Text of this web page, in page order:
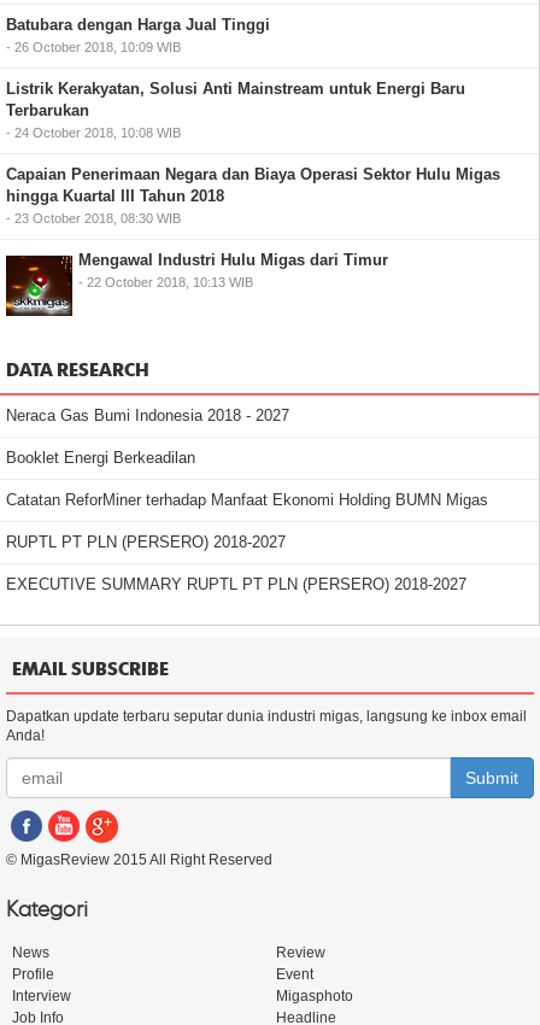
Batubara dengan Harga Jual Tinggi
- 26 October 2018, 10:09 WIB
Listrik Kerakyatan, Solusi Anti Mainstream untuk Energi Baru
Terbarukan
- 24 October 2018, 10:08 WIB
Capaian Penerimaan Negara dan Biaya Operasi Sektor Hulu Migas
hingga Kuartal III Tahun 2018
- 23 October 2018, 08:30 WIB
Mengawal Industri Hulu Migas dari Timur
- 22 October 2018, 10:13 WIB
DATA RESEARCH
Neraca Gas Bumi Indonesia 2018 - 2027
Booklet Energi Berkeadilan
Catatan ReforMiner terhadap Manfaat Ekonomi Holding BUMN Migas
RUPTL PT PLN (PERSERO) 2018-2027
EXECUTIVE SUMMARY RUPTL PT PLN (PERSERO) 2018-2027
EMAIL SUBSCRIBE
Dapatkan update terbaru seputar dunia industri migas, langsung ke inbox email
Anda!
Submit
© MigasReview 2015 All Right Reserved
Kategori
News
Review
Profile
Event
Interview
Migasphoto
Job Info
Headline